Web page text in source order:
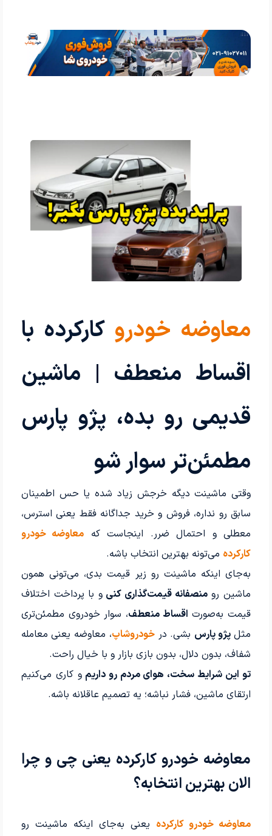
معاوضه خودرو کارکرده با
اقساط منعطف | ماشین
قدیمی رو بده، پژو پارس
مطمئن‌تر سوار شو
وقتی ماشینت دیگه خرجش زیاد شده یا حس اطمینان
سابق رو نداره، فروش و خرید جداگانه فقط یعنی استرس،
معطلی و احتمال ضرر. اینجاست که معاوضه خودرو
کارکرده می‌تونه بهترین انتخاب باشه.
به‌جای اینکه ماشینت رو زیر قیمت بدی، می‌تونی همون
ماشین رومنصفانه قیمت‌گذاری کنی و با پرداخت اختلاف
قیمت به‌صورت اقساط منعطف، سوار خودروی مطمئن‌تری
مثلپژو پارس بشی. درخودروشاپ، معاوضه یعنی معامله
شفاف، بدون دلال، بدون بازی بازار و با خیال راحت.
تو این شرایط سخت، هوای مردم رو داریمو کاری می‌کنیم
ارتقای ماشین، فشار نباشه؛ یه تصمیم عاقلانه باشه.
معاوضه خودرو کارکرده یعنی چی و چرا
الان بهترین انتخابه؟
معاوضه خودرو کارکرده یعنی به‌جای اینکه ماشینت رو